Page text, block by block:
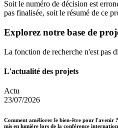
Soit le numéro de décision est
pas finalisée, soit le résumé de ce
Explorez notre base de
La fonction de recherche n'est pas
L'actualité des projets
Actu
23/07/2026
Comment améliorer le bien-être pour l'avenir
mis en lumière lors de la conférence